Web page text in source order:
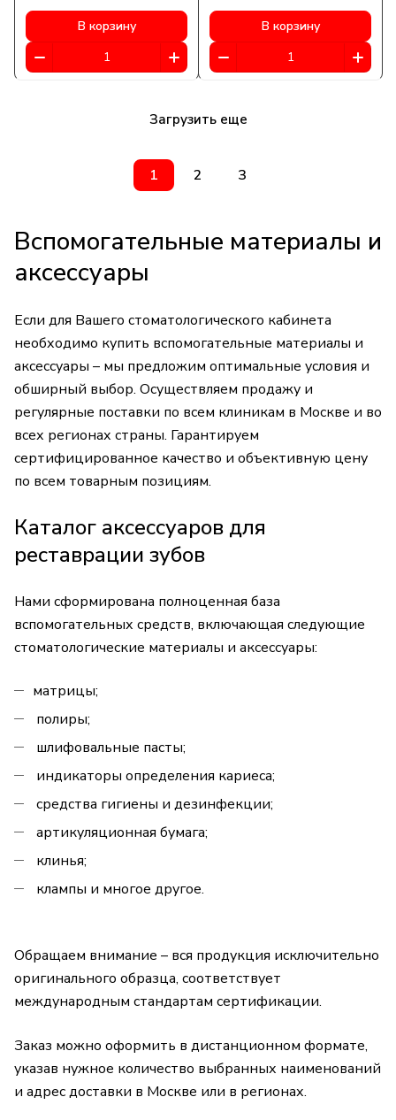
В корзину В корзину
Загрузить еще
1 2 3
Вспомогательные материалы и
аксессуары
Если для Вашего стоматологического кабинета
необходимо купить вспомогательные материалы и
аксессуары – мы предложим оптимальные условия и
обширный выбор. Осуществляем продажу и
регулярные поставки по всем клиникам в Москве и во
всех регионах страны. Гарантируем
сертифицированное качество и объективную цену
по всем товарным позициям.
Каталог аксессуаров для
реставрации зубов
Нами сформирована полноценная база
вспомогательных средств, включающая следующие
стоматологические материалы и аксессуары:
матрицы;
полиры;
шлифовальные пасты;
индикаторы определения кариеса;
средства гигиены и дезинфекции;
артикуляционная бумага;
клинья;
клампы и многое другое.
Обращаем внимание – вся продукция исключительно
оригинального образца, соответствует
международным стандартам сертификации.
Заказ можно оформить в дистанционном формате,
указав нужное количество выбранных наименований
и адрес доставки в Москве или в регионах.